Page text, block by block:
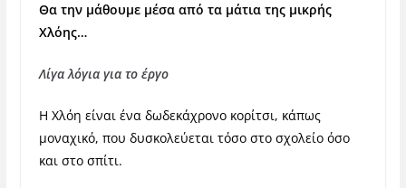
Θα την μάθουμε μέσα από τα μάτια της μικρής
Χλόης…
Λίγα λόγια για το έργο
Η Χλόη είναι ένα δωδεκάχρονο κορίτσι, κάπως
μοναχικό, που δυσκολεύεται τόσο στο σχολείο όσο
και στο σπίτι.